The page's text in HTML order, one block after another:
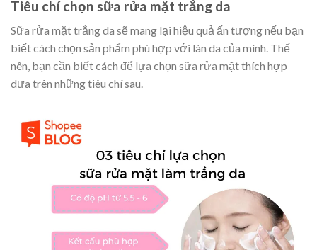
Tiêu chí chọn sữa rửa mặt trắng da
Sữa rửa mặt trắng da sẽ mang lại hiệu quả ấn tượng nếu bạn
biết cách chọn sản phẩm phù hợp với làn da của mình. Thế
nên, bạn cần biết cách để lựa chọn sữa rửa mặt thích hợp
dựa trên những tiêu chí sau.